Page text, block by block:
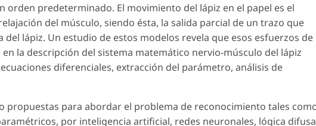
orden predeterminado. El movimiento del lápiz en el papel es el
del músculo, siendo ésta, la salida parcial de un trazo que
lápiz. Un estudio de estos modelos revela que esos esfuerzos de
la descripción del sistema matemático nervio-músculo del lápiz
diferenciales, extracción del parámetro, análisis de
propuestas para abordar el problema de reconocimiento tales
por inteligencia artificial, redes neuronales, lógica